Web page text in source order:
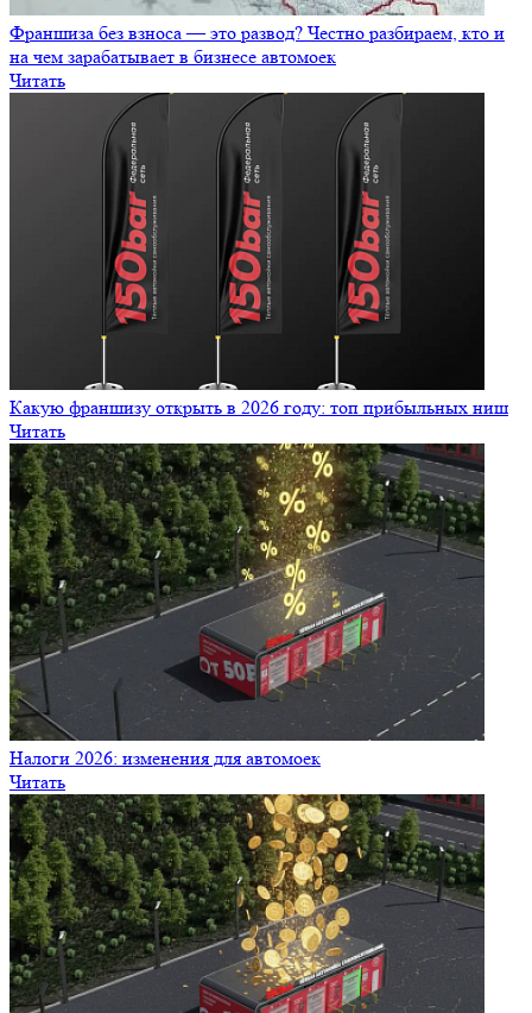
Франшиза без взноса — это развод? Честно разбираем, кто и
на чем зарабатывает в бизнесе автомоек
Читать
Какую франшизу открыть в 2026 году: топ прибыльных ниш
Читать
Налоги 2026: изменения для автомоек
Читать